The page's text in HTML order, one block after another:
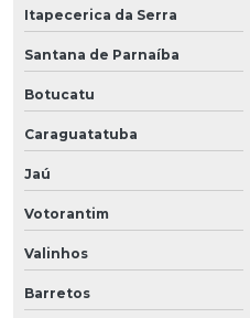
Itapecerica da Serra
Santana de Parnaíba
Botucatu
Caraguatatuba
Jaú
Votorantim
Valinhos
Barretos